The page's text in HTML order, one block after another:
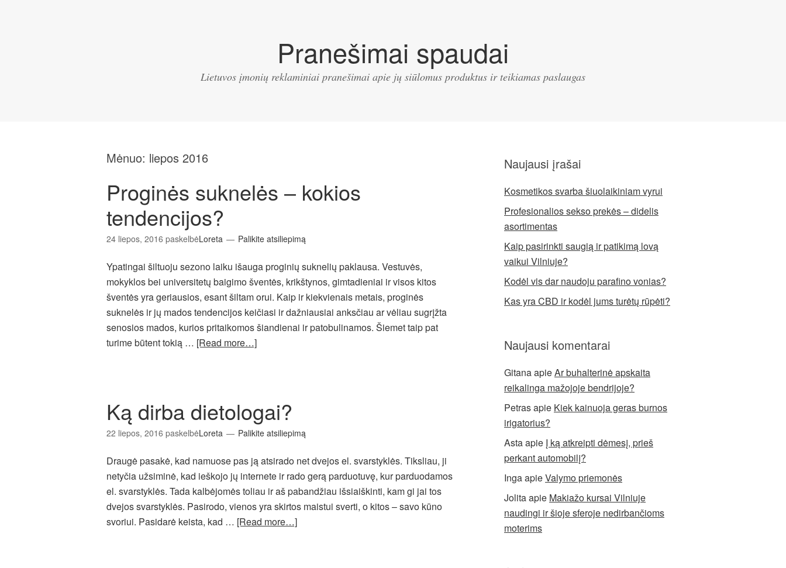
Pranešimai spaudai
Lietuvos įmonių reklaminiai pranešimai apie jų siūlomus produktus ir teikiamas paslaugas
Mėnuo: liepos 2016
Proginės suknelės – kokios
tendencijos?
24 liepos, 2016 paskelbėLoreta Palikite atsiliepimą
Ypatingai šiltuoju sezono laiku išauga proginių suknelių paklausa. Vestuvės,
mokyklos bei universitetų baigimo šventės, krikštynos, gimtadieniai ir visos kitos
šventės yra geriausios, esant šiltam orui. Kaip ir kiekvienais metais, proginės
suknelės ir jų mados tendencijos keičiasi ir dažniausiai anksčiau ar vėliau sugrįžta
senosios mados, kurios pritaikomos šiandienai ir patobulinamos. Šiemet taip pat
turime būtent tokią … [Read more…]
Ką dirba dietologai?
22 liepos, 2016 paskelbėLoreta Palikite atsiliepimą
Draugė pasakė, kad namuose pas ją atsirado net dvejos el. svarstyklės. Tiksliau, ji
netyčia užsiminė, kad ieškojo jų internete ir rado gerą parduotuvę, kur parduodamos
el. svarstyklės. Tada kalbėjomės toliau ir aš pabandžiau išsiaiškinti, kam gi jai tos
dvejos svarstyklės. Pasirodo, vienos yra skirtos maistui sverti, o kitos – savo kūno
svoriui. Pasidarė keista, kad … [Read more…]
Naujausi įrašai
Kosmetikos svarba šiuolaikiniam vyrui
Profesionalios sekso prekės – didelis
asortimentas
Kaip pasirinkti saugią ir patikimą lovą
vaikui Vilniuje?
Kodėl vis dar naudoju parafino vonias?
Kas yra CBD ir kodėl jums turėtų rūpėti?
Naujausi komentarai
GitanaapieAr buhalterinė apskaita
reikalinga mažojoje bendrijoje?
Petrasapie Kiek kainuoja geras burnos
irigatorius?
Astaapie Į ką atkreipti dėmesį, prieš
perkant automobilį?
IngaapieValymo priemonės
Jolitaapie Makiažo kursai Vilniuje
naudingi ir šioje sferoje nedirbančioms
moterims